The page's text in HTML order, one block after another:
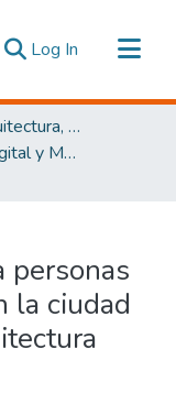
Log In (current)
Facultad de Arquitectura, Artes y Diseño
Diseño Gráfico, Digital y Multimedia Ambato
personas
la ciudad